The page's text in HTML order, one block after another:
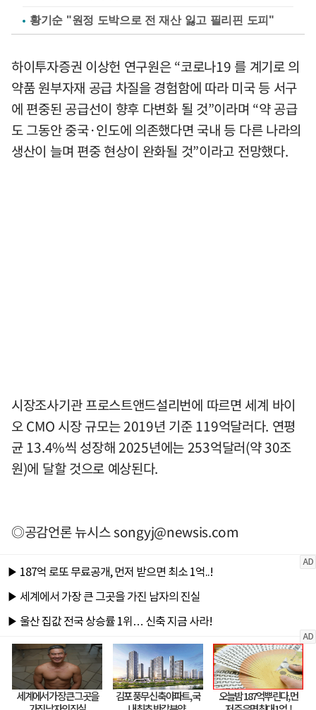
황기순 "원정 도박으로 전 재산 잃고 필리핀 도피"
하이투자증권 이상헌 연구원은 “코로나19 를 계기로 의
약품 원부자재 공급 차질을 경험함에 따라 미국 등 서구
에 편중된 공급선이 향후 다변화 될 것”이라며 “약 공급
도 그동안 중국·인도에 의존했다면 국내 등 다른 나라의
생산이 늘며 편중 현상이 완화될 것”이라고 전망했다.
시장조사기관 프로스트앤드설리번에 따르면 세계 바이
오 CMO 시장 규모는 2019년 기준 119억달러다. 연평
균 13.4%씩 성장해 2025년에는 253억달러(약 30조
원)에 달할 것으로 예상된다.
◎공감언론 뉴시스songyj@newsis.com